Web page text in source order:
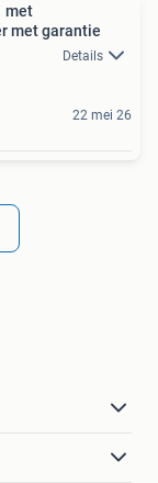
met
met garantie
Details
22 mei 26